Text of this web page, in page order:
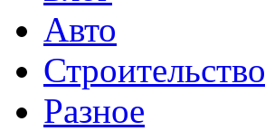
Авто
Строительство
Разное